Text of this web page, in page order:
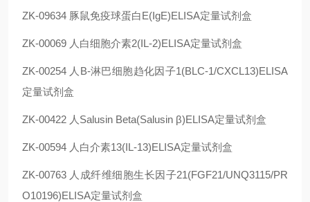
ZK-09634 豚鼠免疫球蛋白E(IgE)ELISA定量试剂盒
ZK-00069 人白细胞介素2(IL-2)ELISA定量试剂盒
ZK-00254 人B-淋巴细胞趋化因子1(BLC-1/CXCL13)ELISA
定量试剂盒
ZK-00422 人Salusin Beta(Salusin β)ELISA定量试剂盒
ZK-00594 人白介素13(IL-13)ELISA定量试剂盒
ZK-00763 人成纤维细胞生长因子21(FGF21/UNQ3115/PR
O10196)ELISA定量试剂盒